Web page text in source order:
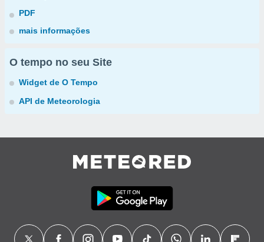
PDF
mais informações
O tempo no seu Site
Widget de O Tempo
API de Meteorologia